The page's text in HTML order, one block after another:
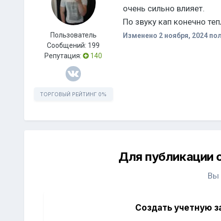
Пользователь
Сообщений: 199
Репутация:
140
ТОРГОВЫЙ РЕЙТИНГ 0%
очень сильно влияет.
По звуку кап конечно
Изменено 2 ноября, 2024
Для публикации
Вы
Создать учетную